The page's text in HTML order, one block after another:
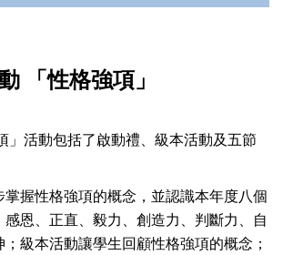
「性格強項」
」活動包括了啟動禮、級本活動及五節
掌握性格強項的概念，並認識本年度八個
恩、正直、毅力、創造力、判斷力、自
級本活動讓學生回顧性格強項的概念；